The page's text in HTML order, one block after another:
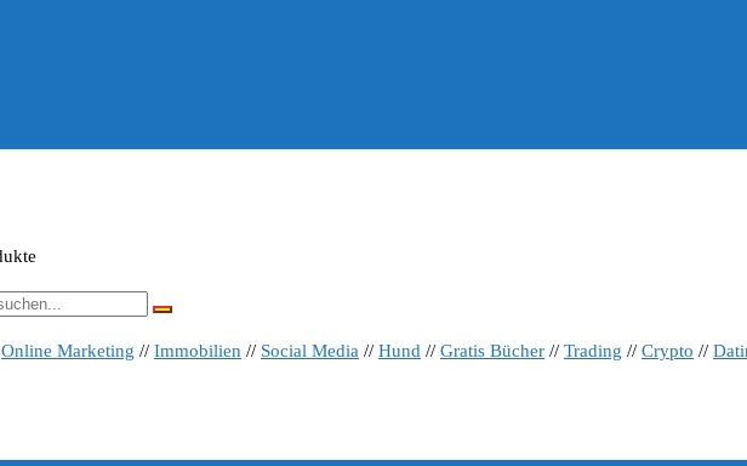
Online Marketing // Immobilien // Social Media // Hund // Gratis Bücher // Trading // Crypto //